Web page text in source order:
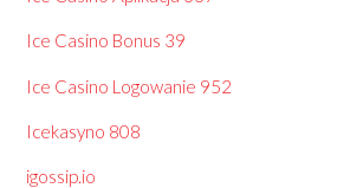
Ice Casino Bonus 39
Ice Casino Logowanie 952
Icekasyno 808
igossip.io